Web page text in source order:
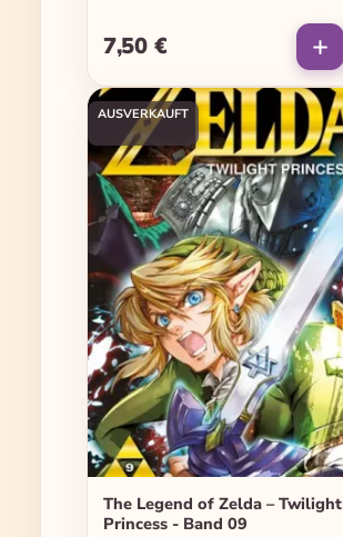
Regulärer Preis:
7,50 €
AUSVERKAUFT
The Legend of Zelda – Twilight
Princess - Band 09